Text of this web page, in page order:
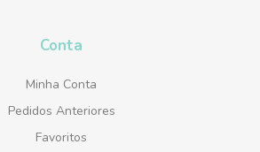
Conta
Minha Conta
Pedidos Anteriores
Favoritos